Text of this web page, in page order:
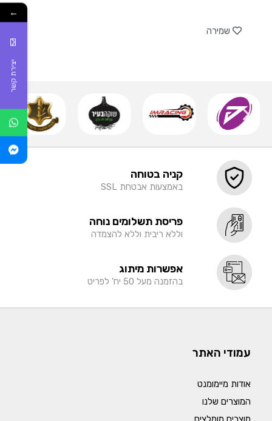
שמירה
קניה בטוחה
באמצעות אבטחת SSL
פריסת תשלומים נוחה
וללא ריבית וללא להצמדה
אפשרות מיתוג
בהזמנה מעל 50 יח' לפריט
עמודי האתר
אודות מיימומנט
המוצרים שלנו
←
יצירת קשר